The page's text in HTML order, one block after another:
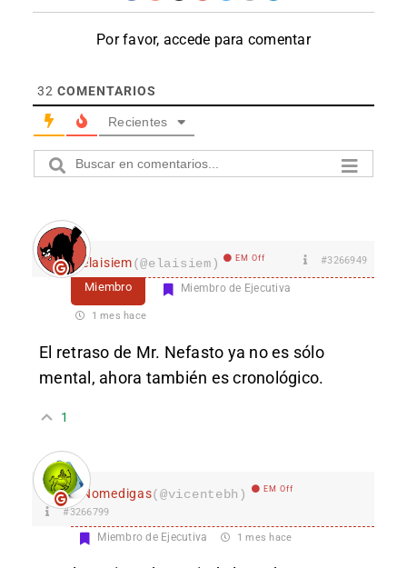
Por favor, accede para comentar
32 COMENTARIOS
Recientes
elaisiem(@elaisiem) EM Off #3266949
Miembro Miembro de Ejecutiva
1 mes hace
El retraso de Mr. Nefasto ya no es sólo
mental, ahora también es cronológico.
1
Nomedigas(@vicentebh) EM Off
#3266799
Miembro de Ejecutiva 1 mes hace